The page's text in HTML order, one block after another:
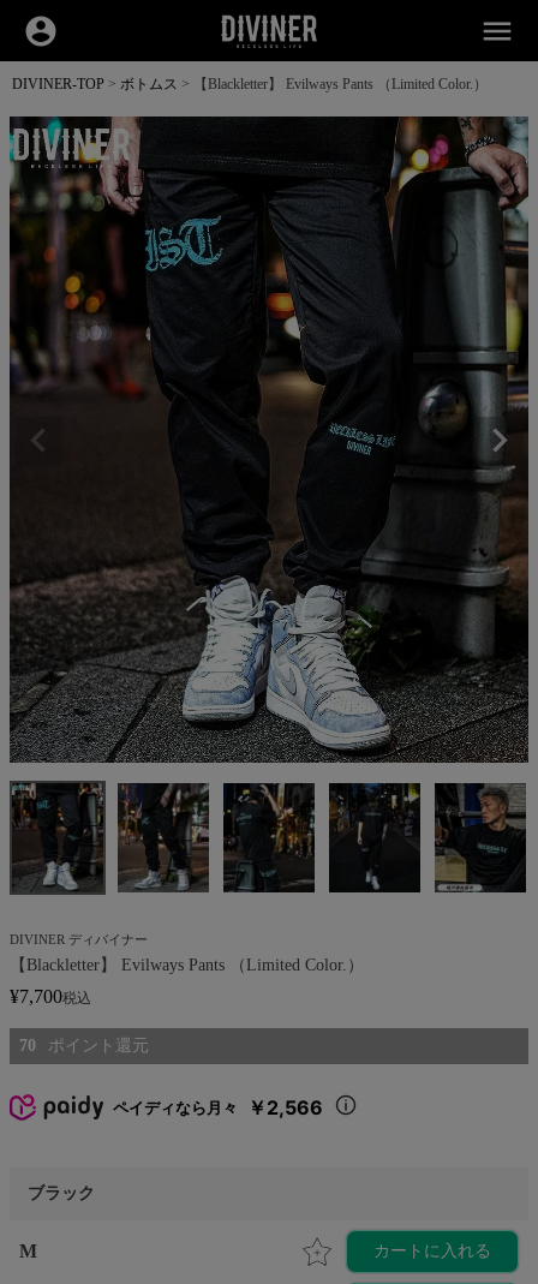
account_circle menu
DIVINER-TOP ボトムス 【Blackletter】 Evilways Pants （Limited Color.）
DIVINER ディバイナー
【Blackletter】 Evilways Pants （Limited Color.）
¥7,700税込
70
ペイディなら月々 ￥2,566
ブラック
M カートに入れる